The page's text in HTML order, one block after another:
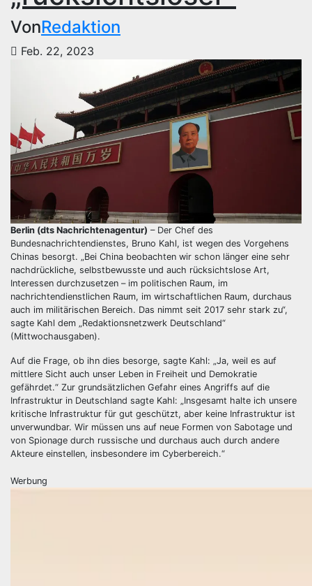
VonRedaktion
Feb. 22, 2023
Berlin (dts Nachrichtenagentur) – Der Chef des
Bundesnachrichtendienstes, Bruno Kahl, ist wegen des Vorgehens
Chinas besorgt. „Bei China beobachten wir schon länger eine sehr
nachdrückliche, selbstbewusste und auch rücksichtslose Art,
Interessen durchzusetzen – im politischen Raum, im
nachrichtendienstlichen Raum, im wirtschaftlichen Raum, durchaus
auch im militärischen Bereich. Das nimmt seit 2017 sehr stark zu“,
sagte Kahl dem „Redaktionsnetzwerk Deutschland“
(Mittwochausgaben).
Auf die Frage, ob ihn dies besorge, sagte Kahl: „Ja, weil es auf
mittlere Sicht auch unser Leben in Freiheit und Demokratie
gefährdet.“ Zur grundsätzlichen Gefahr eines Angriffs auf die
Infrastruktur in Deutschland sagte Kahl: „Insgesamt halte ich unsere
kritische Infrastruktur für gut geschützt, aber keine Infrastruktur ist
unverwundbar. Wir müssen uns auf neue Formen von Sabotage und
von Spionage durch russische und durchaus auch durch andere
Akteure einstellen, insbesondere im Cyberbereich.“
Werbung